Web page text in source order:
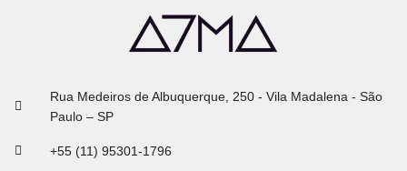
Rua Medeiros de Albuquerque, 250 - Vila Madalena - São
Paulo – SP
+55 (11) 95301-1796